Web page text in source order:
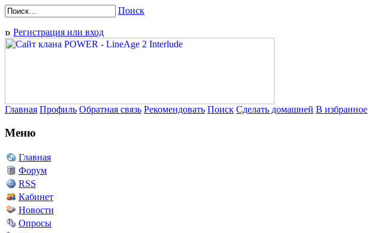
Поиск
Регистрация или вход
Главная Профиль Обратная связь Рекомендовать Поиск Сделать домашней В избранное
Меню
Главная
Форум
RSS
Кабинет
Новости
Опросы